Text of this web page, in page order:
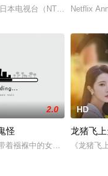
（亨丽埃特·肯夫里乌斯
本电视台（NTV）播出的特
Netflix
12岁的儿子阿米尔与刚出
2.0
怪
着襁褓中的女儿住进一处号
HD
龙猪飞上
《龙猪飞